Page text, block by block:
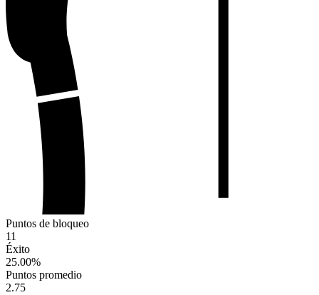
Puntos de bloqueo
11
Éxito
25.00%
Puntos promedio
2.75